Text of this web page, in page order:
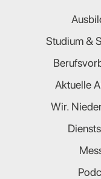
Studium &
Aktuelle
Wir.